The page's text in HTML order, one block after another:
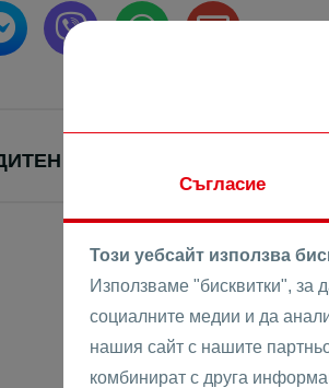
КАЛКУЛАТОР
Съгласие
Този уебсайт използва
Използваме "бисквитки", за
социалните медии и да
нашия сайт с нашите
комбинират с друга